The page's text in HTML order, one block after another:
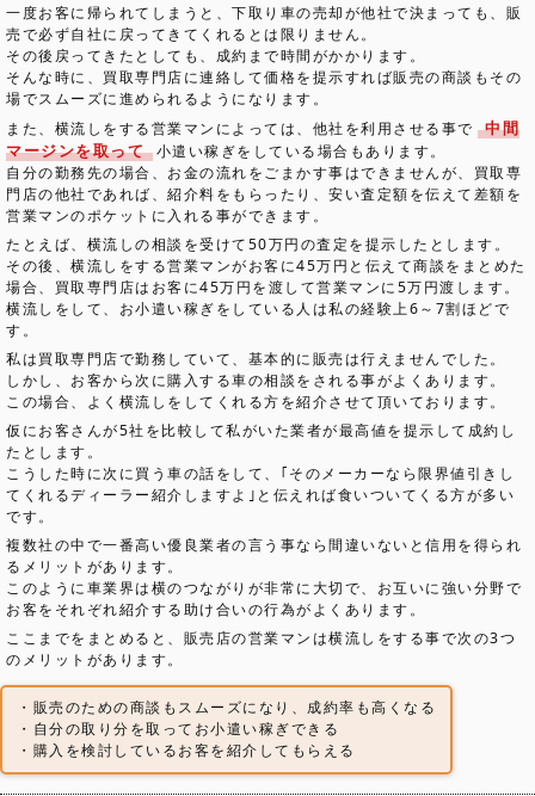
一度お客に帰られてしまうと、下取り車の売却が他社で決まっても、販
売で必ず自社に戻ってきてくれるとは限りません。
その後戻ってきたとしても、成約まで時間がかかります。
そんな時に、買取専門店に連絡して価格を提示すれば販売の商談もその
場でスムーズに進められるようになります。
また、横流しをする営業マンによっては、他社を利用させる事で
中間
マージンを取って 小遣い稼ぎをしている場合もあります。
自分の勤務先の場合、お金の流れをごまかす事はできませんが、買取専
門店の他社であれば、紹介料をもらったり、安い査定額を伝えて差額を
営業マンのポケットに入れる事ができます。
たとえば、横流しの相談を受けて50万円の査定を提示したとします。
その後、横流しをする営業マンがお客に45万円と伝えて商談をまとめた
場合、買取専門店はお客に45万円を渡して営業マンに5万円渡します。
横流しをして、お小遣い稼ぎをしている人は私の経験上6～7割ほどで
す。
私は買取専門店で勤務していて、基本的に販売は行えませんでした。
しかし、お客から次に購入する車の相談をされる事がよくあります。
この場合、よく横流しをしてくれる方を紹介させて頂いております。
仮にお客さんが5社を比較して私がいた業者が最高値を提示して成約し
たとします。
こうした時に次に買う車の話をして、｢そのメーカーなら限界値引きし
てくれるディーラー紹介しますよ｣と伝えれば食いついてくる方が多い
です。
複数社の中で一番高い優良業者の言う事なら間違いないと信用を得られ
るメリットがあります。
このように車業界は横のつながりが非常に大切で、お互いに強い分野で
お客をそれぞれ紹介する助け合いの行為がよくあります。
ここまでをまとめると、販売店の営業マンは横流しをする事で次の3つ
のメリットがあります。
・販売のための商談もスムーズになり、成約率も高くなる
・自分の取り分を取ってお小遣い稼ぎできる
・購入を検討しているお客を紹介してもらえる